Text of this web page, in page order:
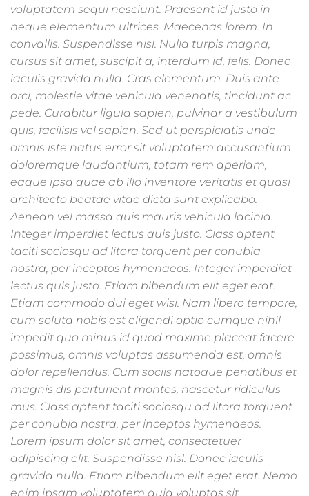
voluptatem sequi nesciunt. Praesent id justo in
neque elementum ultrices. Maecenas lorem. In
convallis. Suspendisse nisl. Nulla turpis magna,
cursus sit amet, suscipit a, interdum id, felis. Donec
iaculis gravida nulla. Cras elementum. Duis ante
orci, molestie vitae vehicula venenatis, tincidunt ac
pede. Curabitur ligula sapien, pulvinar a vestibulum
quis, facilisis vel sapien. Sed ut perspiciatis unde
omnis iste natus error sit voluptatem accusantium
doloremque laudantium, totam rem aperiam,
eaque ipsa quae ab illo inventore veritatis et quasi
architecto beatae vitae dicta sunt explicabo.
Aenean vel massa quis mauris vehicula lacinia.
Integer imperdiet lectus quis justo. Class aptent
taciti sociosqu ad litora torquent per conubia
nostra, per inceptos hymenaeos. Integer imperdiet
lectus quis justo. Etiam bibendum elit eget erat.
Etiam commodo dui eget wisi. Nam libero tempore,
cum soluta nobis est eligendi optio cumque nihil
impedit quo minus id quod maxime placeat facere
possimus, omnis voluptas assumenda est, omnis
dolor repellendus. Cum sociis natoque penatibus et
magnis dis parturient montes, nascetur ridiculus
mus. Class aptent taciti sociosqu ad litora torquent
per conubia nostra, per inceptos hymenaeos.
Lorem ipsum dolor sit amet, consectetuer
adipiscing elit. Suspendisse nisl. Donec iaculis
gravida nulla. Etiam bibendum elit eget erat. Nemo
enim ipsam voluptatem quia voluptas sit